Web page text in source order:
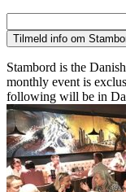
Tilmeld info om
Stambord is the
monthly event is
following will be in